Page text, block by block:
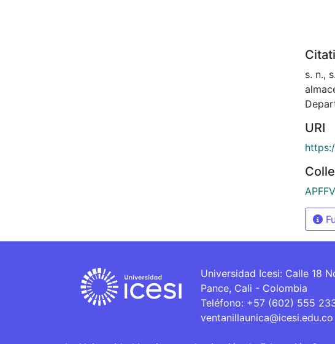
s. n.,
URI
Universidad Icesi: Calle 18
Pance, Cali - Colombia
Teléfono: +57 (602) 555
ventanillaunica@icesi.edu.co